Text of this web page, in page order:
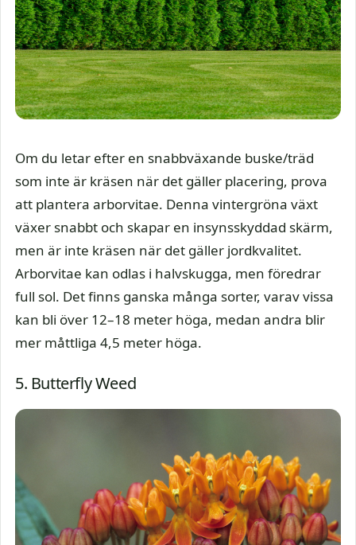
Om du letar efter en snabbväxande buske/träd
som inte är kräsen när det gäller placering, prova
att plantera arborvitae. Denna vintergröna växt
växer snabbt och skapar en insynsskyddad skärm,
men är inte kräsen när det gäller jordkvalitet.
Arborvitae kan odlas i halvskugga, men föredrar
full sol. Det finns ganska många sorter, varav vissa
kan bli över 12–18 meter höga, medan andra blir
mer måttliga 4,5 meter höga.
5. Butterfly Weed